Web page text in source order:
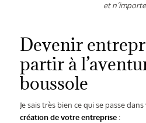
et
Devenir
partir à
boussole
Je sais très bien ce qui se passe
création de votre entreprise: